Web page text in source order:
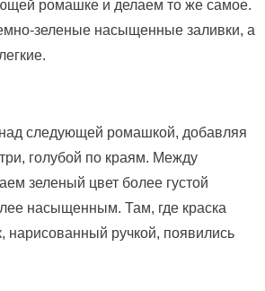
ромашке и делаем то же самое.
зеленые насыщенные заливки, а
следующей ромашкой, добавляя
голубой по краям. Между
зеленый цвет более густой
насыщенным. Там, где краска
нарисованный ручкой, появились